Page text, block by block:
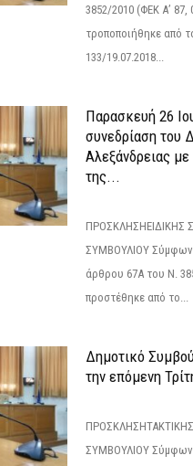
3852/2010 (ΦΕΚ Α’ 87,
τροποποιήθηκε από
133/19.07.2018...
Παρασκευή 26
συνεδρίαση του
Αλεξάνδρειας
της...
ΠΡΟΣΚΛΗΣΗΕΙΔΙΚΗΣ
ΣΥΜΒΟΥΛΙΟΥ
άρθρου 67Α του Ν.
προστέθηκε από το...
Δημοτικό
την επόμενη
ΣΥΜΒΟΥΛΙΟΥ